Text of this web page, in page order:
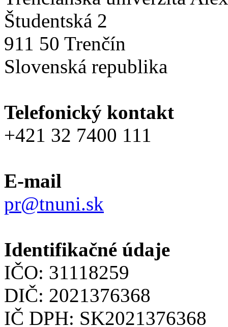
Študentská 2
911 50 Trenčín
Slovenská republika
Telefonický kontakt
+421 32 7400 111
E-mail
pr@tnuni.sk
Identifikačné údaje
IČO: 31118259
DIČ: 2021376368
IČ DPH: SK2021376368